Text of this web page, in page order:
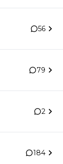
56
79
2
184